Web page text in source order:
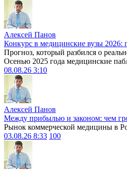
Алексей Панов
Конкурс в медицинские вузы 2026:
Прогноз, который разбился о
Осенью 2025 года медицинские
08.08.26 3:10
Алексей Панов
Между прибылью и законом: чем
Рынок коммерческой медицины в
03.08.26 8:33 100